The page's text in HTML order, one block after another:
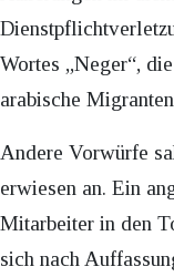
Wortes „Neger“,
arabische
Andere Vorwürfe
erwiesen an. Ein
Mitarbeiter in den
sich nach